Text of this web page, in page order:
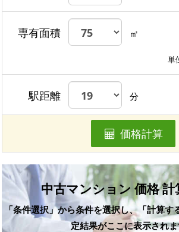
専有面積 ㎡
単
駅距離 分
価格計算
中古マンション 価格 計
「条件選択」から条件を選択し、「計算
定結果がここに表示され